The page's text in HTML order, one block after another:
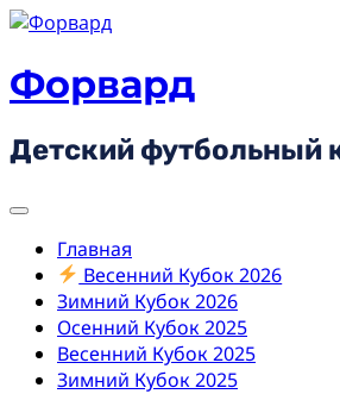
Skip
content
Форвард
Детский футбольный
Главная
Весенний Кубок 2026
Зимний Кубок 2026
Осенний Кубок 2025
Весенний Кубок 2025
Зимний Кубок 2025